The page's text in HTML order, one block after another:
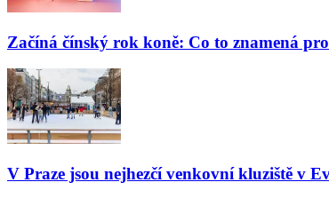
Začíná čínský rok koně: Co to znamená
V Praze jsou nejhezčí venkovní kluziště v